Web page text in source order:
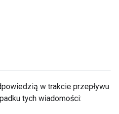
w trakcie przepływu
tych wiadomości: